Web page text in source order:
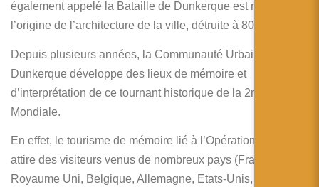
également appelé la Bataille de Dunkerque est même à
l’origine de l’architecture de la ville, détruite à 80%.
Depuis plusieurs années, la Communauté Urbaine de
Dunkerque développe des lieux de mémoire et
d’interprétation de ce tournant historique de la 2nde Guerre
Mondiale.
En effet, le tourisme de mémoire lié à l’Opération Dynamo
attire des visiteurs venus de nombreux pays (France,
Royaume Uni, Belgique, Allemagne, Etats-Unis, Canada,